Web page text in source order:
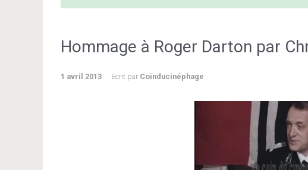
Hommage à Roger Darton par
1 avril 2013 Ecrit par Coinducinéphage